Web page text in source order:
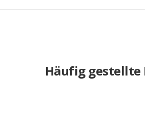
Häufig gestellte